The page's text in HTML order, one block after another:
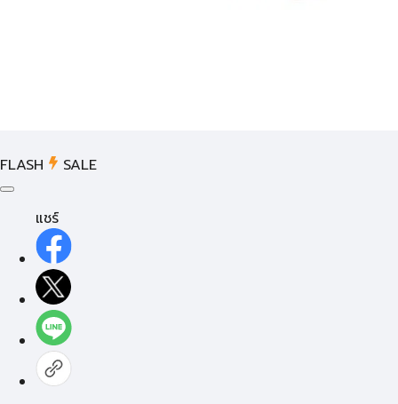
FLASH SALE
แชร์